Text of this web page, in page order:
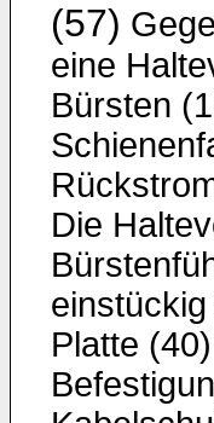
(57)
eine
Bürsten
Die
Platte